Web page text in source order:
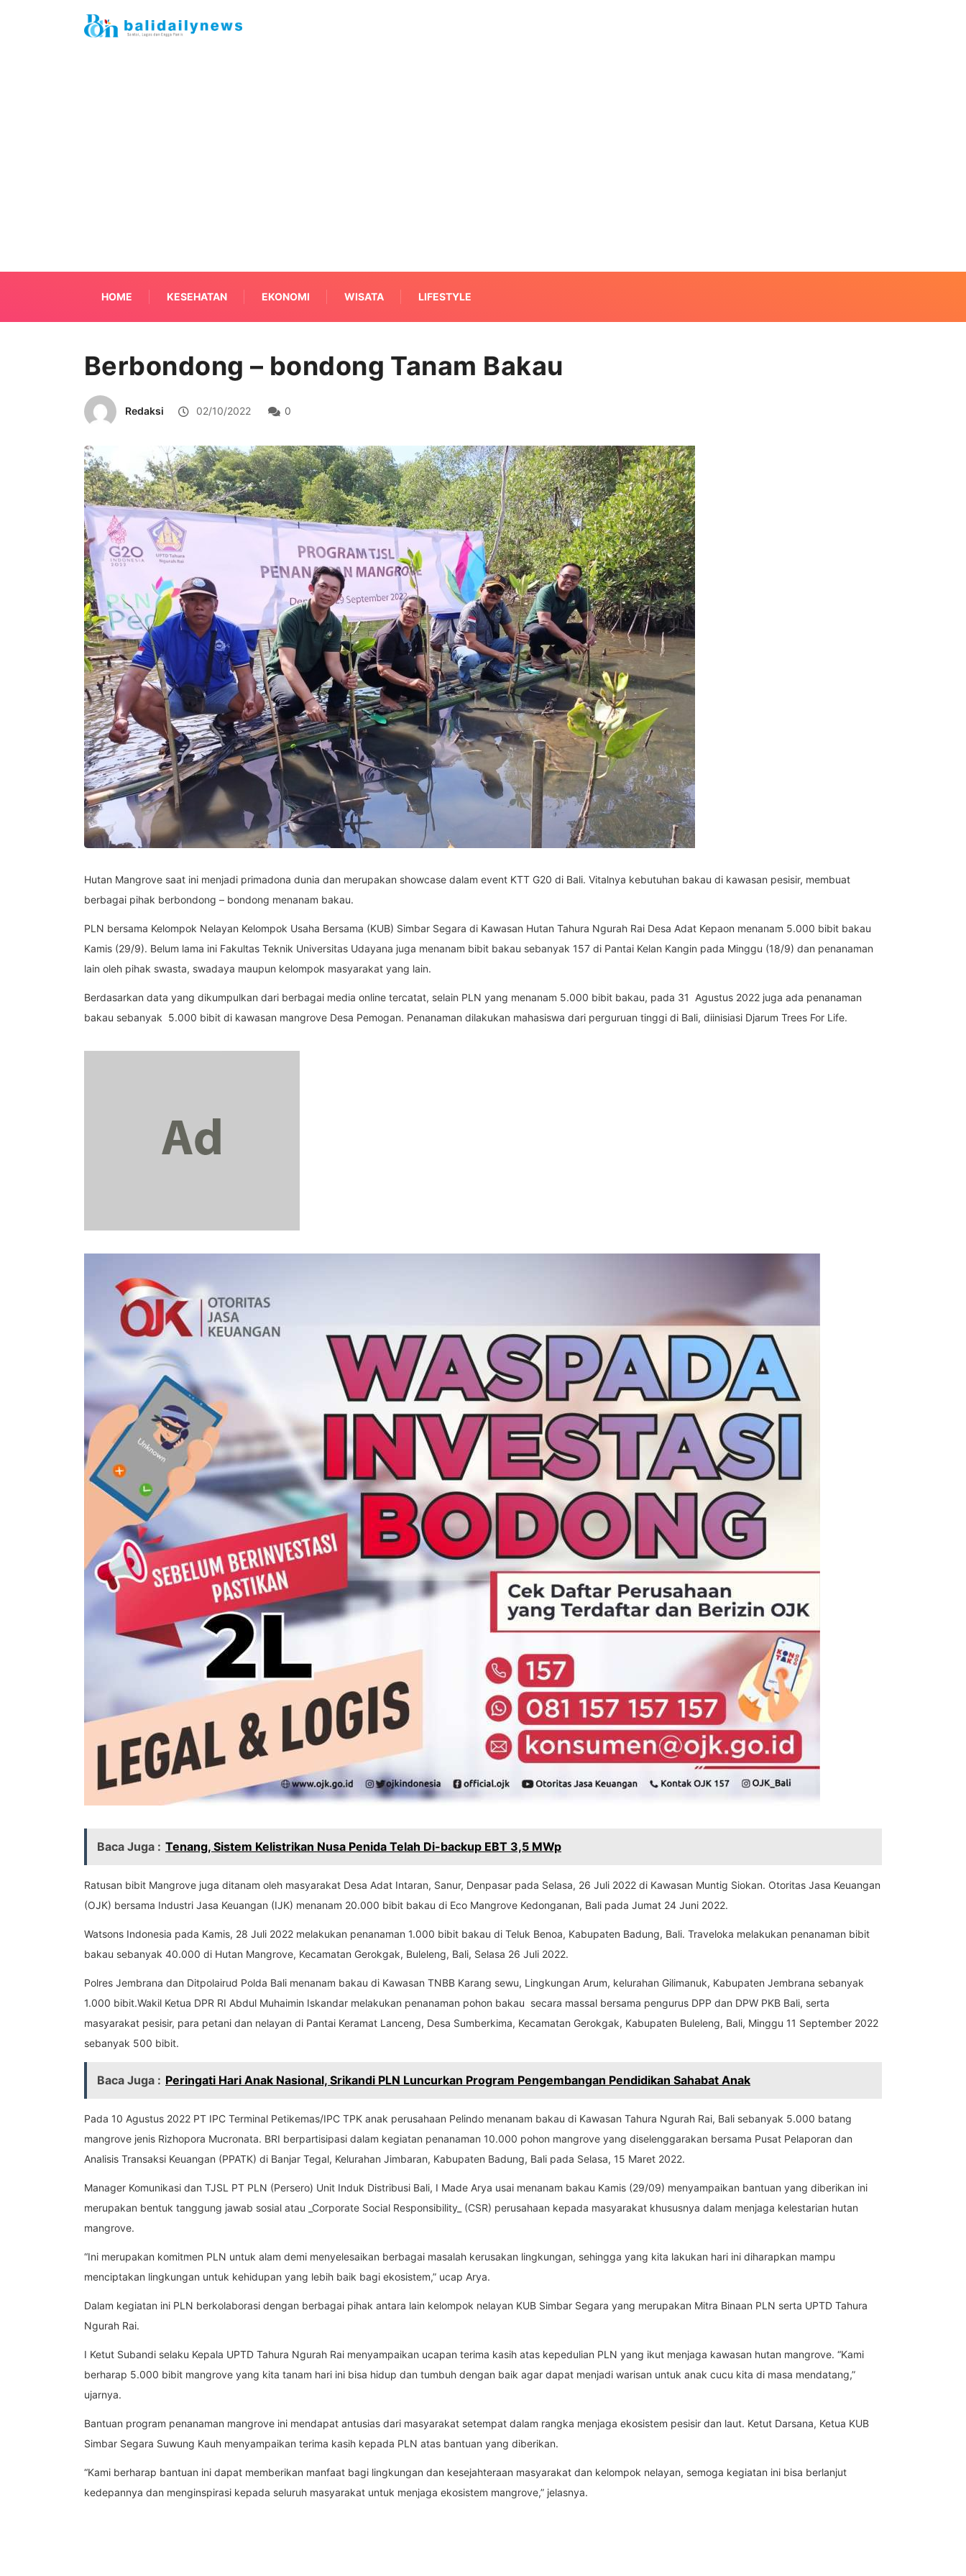
HOME KESEHATAN EKONOMI WISATA LIFESTYLE
Berbondong – bondong Tanam Bakau
Redaksi 02/10/2022 0
Hutan Mangrove saat ini menjadi primadona dunia dan merupakan showcase dalam event KTT G20 di Bali. Vitalnya kebutuhan bakau di kawasan pesisir, membuat
berbagai pihak berbondong – bondong menanam bakau.
PLN bersama Kelompok Nelayan Kelompok Usaha Bersama (KUB) Simbar Segara di Kawasan Hutan Tahura Ngurah Rai Desa Adat Kepaon menanam 5.000 bibit bakau
Kamis (29/9). Belum lama ini Fakultas Teknik Universitas Udayana juga menanam bibit bakau sebanyak 157 di Pantai Kelan Kangin pada Minggu (18/9) dan penanaman
lain oleh pihak swasta, swadaya maupun kelompok masyarakat yang lain.
Berdasarkan data yang dikumpulkan dari berbagai media online tercatat, selain PLN yang menanam 5.000 bibit bakau, pada 31 Agustus 2022 juga ada penanaman
bakau sebanyak 5.000 bibit di kawasan mangrove Desa Pemogan. Penanaman dilakukan mahasiswa dari perguruan tinggi di Bali, diinisiasi Djarum Trees For Life.
Baca Juga : Tenang, Sistem Kelistrikan Nusa Penida Telah Di-backup EBT 3,5 MWp
Ratusan bibit Mangrove juga ditanam oleh masyarakat Desa Adat Intaran, Sanur, Denpasar pada Selasa, 26 Juli 2022 di Kawasan Muntig Siokan. Otoritas Jasa Keuangan
(OJK) bersama Industri Jasa Keuangan (IJK) menanam 20.000 bibit bakau di Eco Mangrove Kedonganan, Bali pada Jumat 24 Juni 2022.
Watsons Indonesia pada Kamis, 28 Juli 2022 melakukan penanaman 1.000 bibit bakau di Teluk Benoa, Kabupaten Badung, Bali. Traveloka melakukan penanaman bibit
bakau sebanyak 40.000 di Hutan Mangrove, Kecamatan Gerokgak, Buleleng, Bali, Selasa 26 Juli 2022.
Polres Jembrana dan Ditpolairud Polda Bali menanam bakau di Kawasan TNBB Karang sewu, Lingkungan Arum, kelurahan Gilimanuk, Kabupaten Jembrana sebanyak
1.000 bibit.Wakil Ketua DPR RI Abdul Muhaimin Iskandar melakukan penanaman pohon bakau secara massal bersama pengurus DPP dan DPW PKB Bali, serta
masyarakat pesisir, para petani dan nelayan di Pantai Keramat Lanceng, Desa Sumberkima, Kecamatan Gerokgak, Kabupaten Buleleng, Bali, Minggu 11 September 2022
sebanyak 500 bibit.
Baca Juga : Peringati Hari Anak Nasional, Srikandi PLN Luncurkan Program Pengembangan Pendidikan Sahabat Anak
Pada 10 Agustus 2022 PT IPC Terminal Petikemas/IPC TPK anak perusahaan Pelindo menanam bakau di Kawasan Tahura Ngurah Rai, Bali sebanyak 5.000 batang
mangrove jenis Rizhopora Mucronata. BRI berpartisipasi dalam kegiatan penanaman 10.000 pohon mangrove yang diselenggarakan bersama Pusat Pelaporan dan
Analisis Transaksi Keuangan (PPATK) di Banjar Tegal, Kelurahan Jimbaran, Kabupaten Badung, Bali pada Selasa, 15 Maret 2022.
Manager Komunikasi dan TJSL PT PLN (Persero) Unit Induk Distribusi Bali, I Made Arya usai menanam bakau Kamis (29/09) menyampaikan bantuan yang diberikan ini
merupakan bentuk tanggung jawab sosial atau _Corporate Social Responsibility_ (CSR) perusahaan kepada masyarakat khususnya dalam menjaga kelestarian hutan
mangrove.
“Ini merupakan komitmen PLN untuk alam demi menyelesaikan berbagai masalah kerusakan lingkungan, sehingga yang kita lakukan hari ini diharapkan mampu
menciptakan lingkungan untuk kehidupan yang lebih baik bagi ekosistem,” ucap Arya.
Dalam kegiatan ini PLN berkolaborasi dengan berbagai pihak antara lain kelompok nelayan KUB Simbar Segara yang merupakan Mitra Binaan PLN serta UPTD Tahura
Ngurah Rai.
I Ketut Subandi selaku Kepala UPTD Tahura Ngurah Rai menyampaikan ucapan terima kasih atas kepedulian PLN yang ikut menjaga kawasan hutan mangrove. “Kami
berharap 5.000 bibit mangrove yang kita tanam hari ini bisa hidup dan tumbuh dengan baik agar dapat menjadi warisan untuk anak cucu kita di masa mendatang,”
ujarnya.
Bantuan program penanaman mangrove ini mendapat antusias dari masyarakat setempat dalam rangka menjaga ekosistem pesisir dan laut. Ketut Darsana, Ketua KUB
Simbar Segara Suwung Kauh menyampaikan terima kasih kepada PLN atas bantuan yang diberikan.
“Kami berharap bantuan ini dapat memberikan manfaat bagi lingkungan dan kesejahteraan masyarakat dan kelompok nelayan, semoga kegiatan ini bisa berlanjut
kedepannya dan menginspirasi kepada seluruh masyarakat untuk menjaga ekosistem mangrove,” jelasnya.